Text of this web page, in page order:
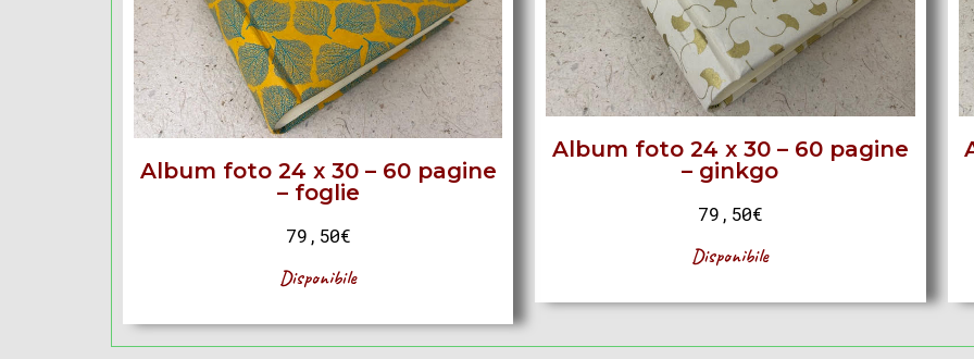
Album foto 24 x 30 – 60 pagine
– ginkgo
79,50€
Disponibile
Album foto 24 x 30 – 60 pagine
– foglie
79,50€
Disponibile